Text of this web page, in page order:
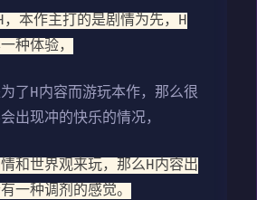
，本作主打的是剧情为先，H
种体验，
了H内容而游玩本作，那么很
出现冲的快乐的情况，
和世界观来玩，那么H内容出
一种调剂的感觉。